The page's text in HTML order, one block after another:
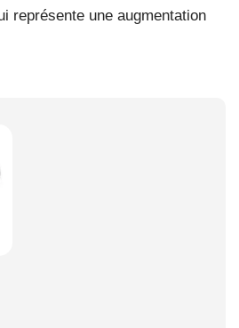
représente une augmentation